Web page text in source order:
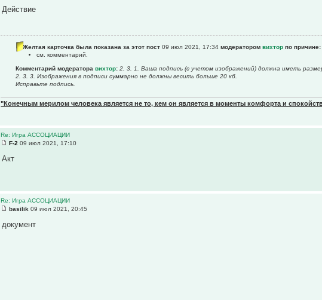
Действие
Желтая карточка была показана за этот пост09 июл 2021, 17:34 модераторомвихтор по причине:
см. комментарий.
Комментарий модераторавихтор: 2. 3. 1. Ваша подпись (с учетом изображений) должна иметь
2. 3. 3. Изображения в подписи суммарно не должны весить больше 20 кб.
Исправьте подпись.
"Конечным мерилом человека является не то, кем он является в моменты комфорта и
Re: Игра АССОЦИАЦИИ
F-2 09 июл 2021, 17:10
Акт
Re: Игра АССОЦИАЦИИ
basilik 09 июл 2021, 20:45
документ